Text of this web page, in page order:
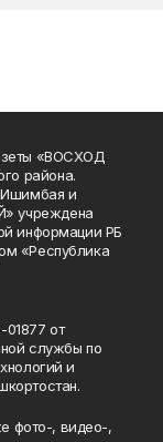
«ВОСХОД
района.
Ишимбая и
учреждена
информации РБ
«Республика
от
службы по
и
фото-, видео-,